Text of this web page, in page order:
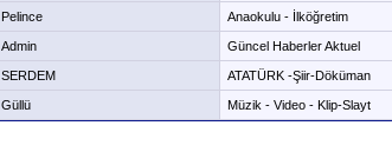
Pelince Anaokulu - İlköğretim
Admin Güncel Haberler Aktuel
SERDEM ATATÜRK -Şiir-Döküman
Güllü Müzik - Video - Klip-Slayt